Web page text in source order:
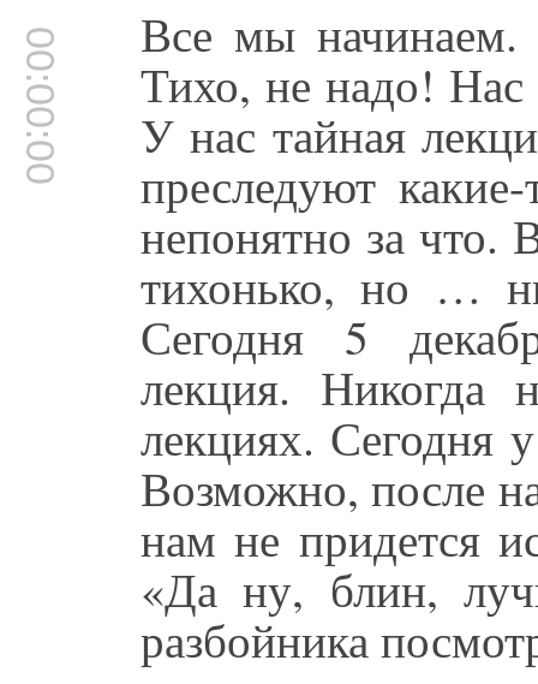
00:00:00 Все мы начинаем.
Тихо, не надо! Нас
У нас тайная
преследуют
непонятно за что.
тихонько, но …
Сегодня 5
лекция. Никогда
лекциях. Сегодня
Возможно, после
нам не придется
«Да ну, блин,
разбойника